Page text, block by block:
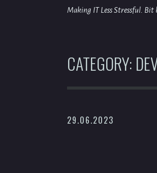
Making IT Less Stressful. Bit
CATEGORY:
29.06.2023